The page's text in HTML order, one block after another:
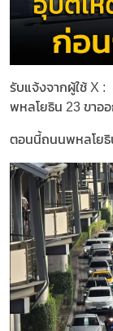
รับแจ้งจากผู้ใช้ X :
พหลโยธิน 23 ขาอ
ตอนนี้ถนนพหลโยธิ